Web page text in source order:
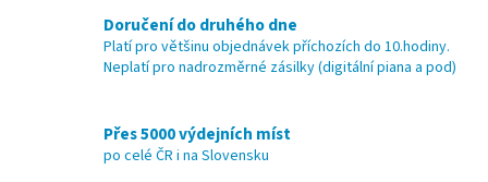
l
á
d
a
p
r
Doručení do druhého dne
Platí pro většinu objednávek příchozích do 10.hodiny.
Neplatí pro nadrozměrné zásilky (digitální piana a pod)
Přes 5000 výdejních míst
po celé ČR i na Slovensku